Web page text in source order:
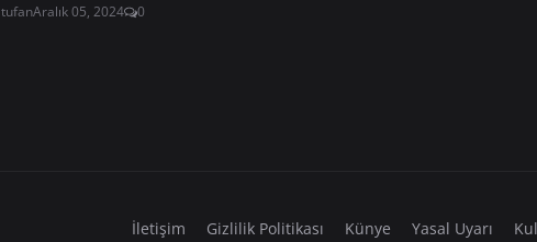
tufanAralık 05, 2024 0
İletişim Gizlilik Politikası Künye Yasal Uyarı